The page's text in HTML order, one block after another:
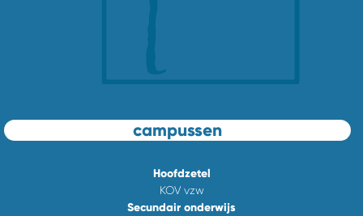
campussen
Hoofdzetel
KOV vzw
Secundair onderwijs